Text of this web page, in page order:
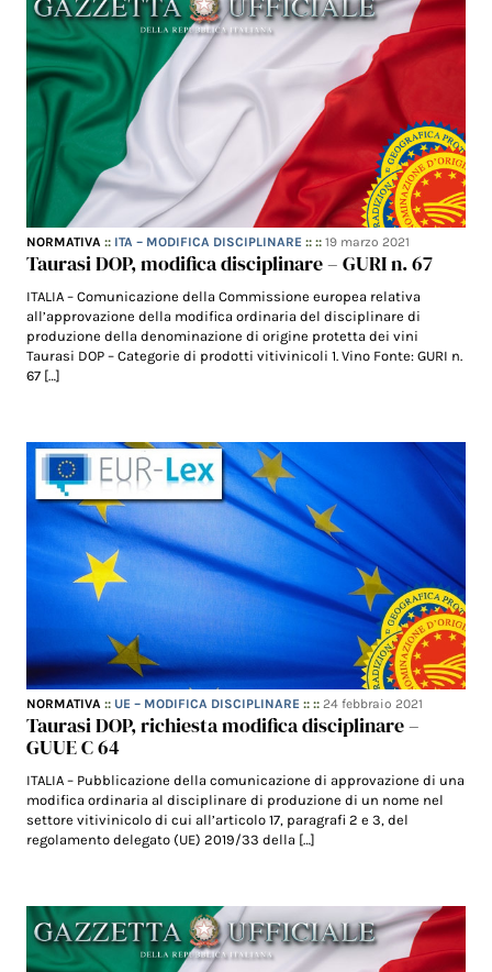
NORMATIVA :: ITA – MODIFICA DISCIPLINARE :: ::19 marzo 2021
Taurasi DOP, modifica disciplinare – GURI n. 67
ITALIA – Comunicazione della Commissione europea relativa
all’approvazione della modifica ordinaria del disciplinare di
produzione della denominazione di origine protetta dei vini
Taurasi DOP – Categorie di prodotti vitivinicoli 1. Vino Fonte: GURI n.
67 […]
NORMATIVA :: UE – MODIFICA DISCIPLINARE :: ::24 febbraio 2021
Taurasi DOP, richiesta modifica disciplinare –
GUUE C 64
ITALIA – Pubblicazione della comunicazione di approvazione di una
modifica ordinaria al disciplinare di produzione di un nome nel
settore vitivinicolo di cui all’articolo 17, paragrafi 2 e 3, del
regolamento delegato (UE) 2019/33 della […]